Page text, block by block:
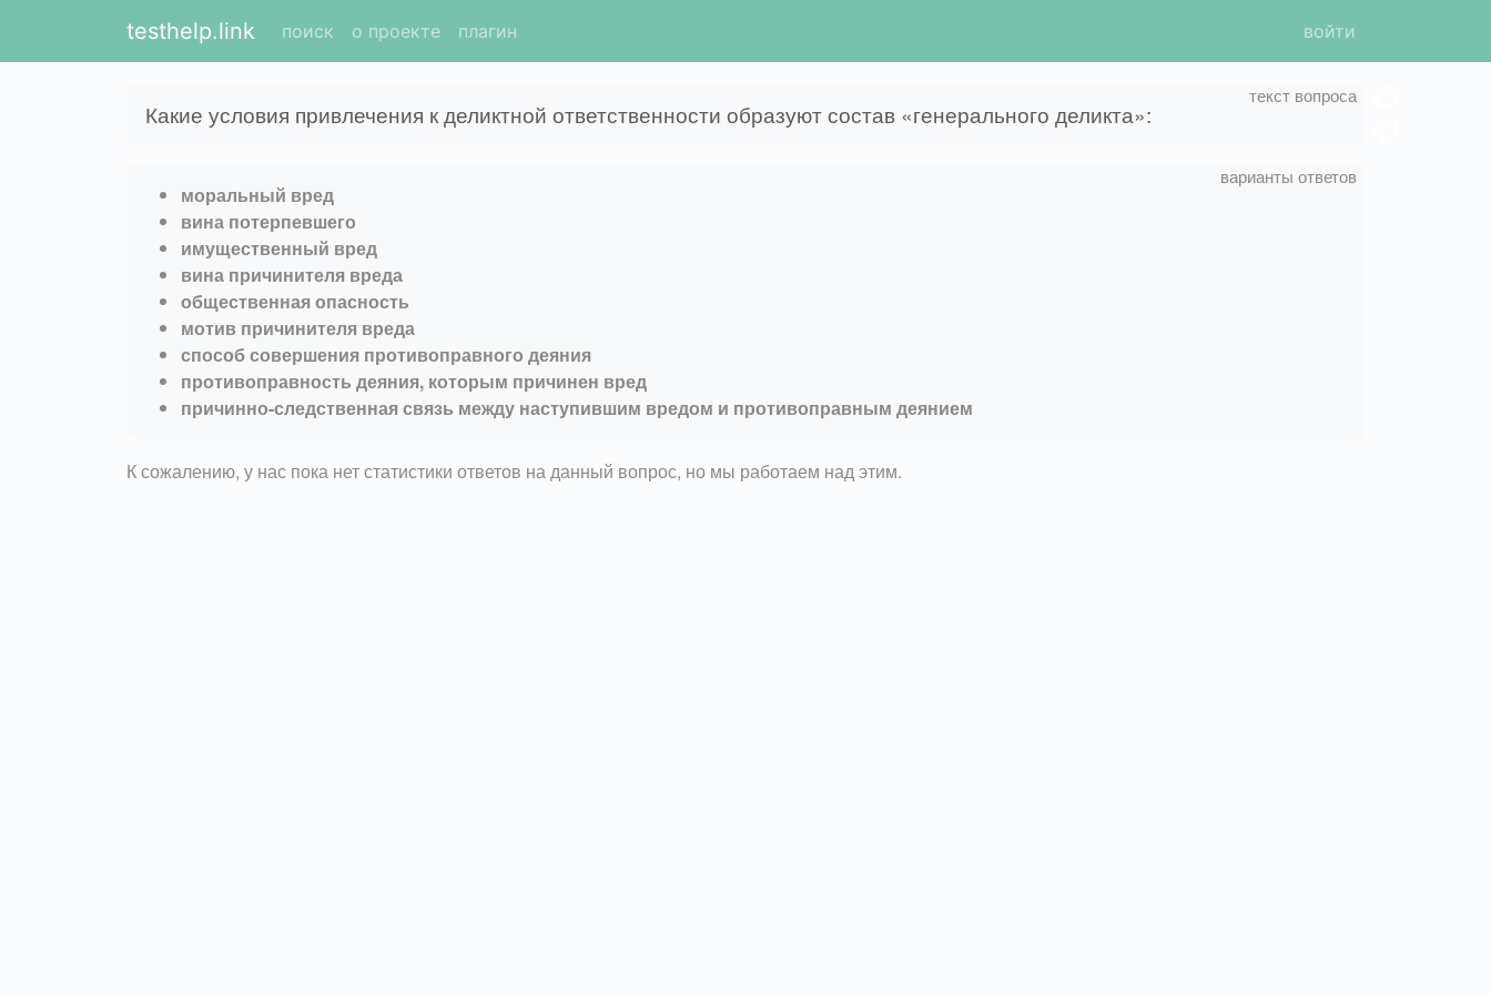
testhelp.link поиск о проекте плагин войти
Какие условия привлечения к деликтной ответственности образуют состав «генерального деликта»:
моральный вред
вина потерпевшего
имущественный вред
вина причинителя вреда
общественная опасность
мотив причинителя вреда
способ совершения противоправного деяния
противоправность деяния, которым причинен вред
причинно-следственная связь между наступившим вредом и противоправным деянием
К сожалению, у нас пока нет статистики ответов на данный вопрос, но мы работаем над этим.